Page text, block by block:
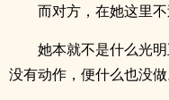
而对方，在她这里不
她本就不是什么光
没有动作，便什么也没做